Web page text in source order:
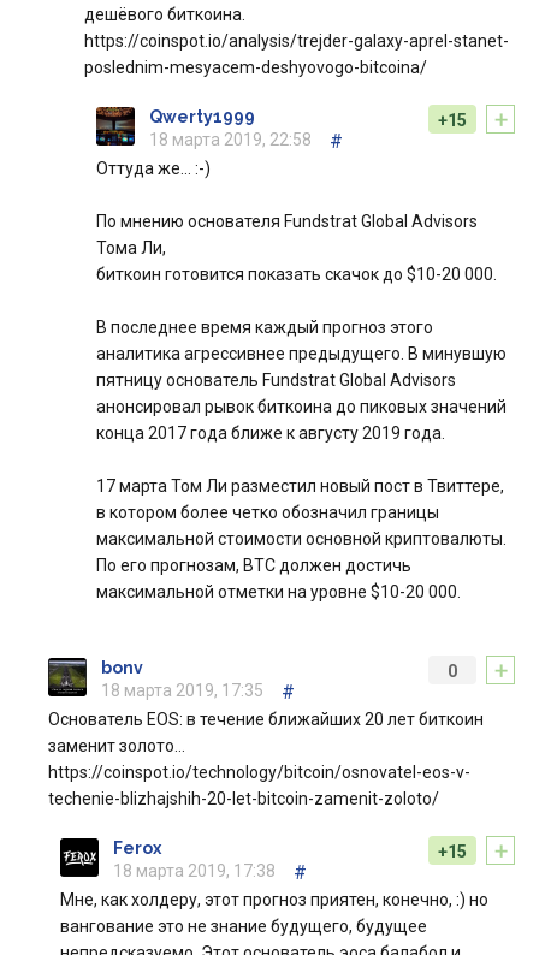
дешёвого биткоина.
https://coinspot.io/analysis/trejder-galaxy-aprel-stanet-
poslednim-mesyacem-deshyovogo-bitcoina/
+
+15
Qwerty1999
18 марта 2019, 22:58
#
Оттуда же… :-)
По мнению основателя Fundstrat Global Advisors
Тома Ли,
биткоин готовится показать скачок до $10-20 000.
В последнее время каждый прогноз этого
аналитика агрессивнее предыдущего. В минувшую
пятницу основатель Fundstrat Global Advisors
анонсировал рывок биткоина до пиковых значений
конца 2017 года ближе к августу 2019 года.
17 марта Том Ли разместил новый пост в Твиттере,
в котором более четко обозначил границы
максимальной стоимости основной криптовалюты.
По его прогнозам, BTC должен достичь
максимальной отметки на уровне $10-20 000.
+
0
bonv
18 марта 2019, 17:35
#
Основатель EOS: в течение ближайших 20 лет биткоин
заменит золото…
https://coinspot.io/technology/bitcoin/osnovatel-eos-v-
techenie-blizhajshih-20-let-bitcoin-zamenit-zoloto/
+
+15
Ferox
18 марта 2019, 17:38
#
Мне, как холдеру, этот прогноз приятен, конечно, :) но
вангование это не знание будущего, будущее